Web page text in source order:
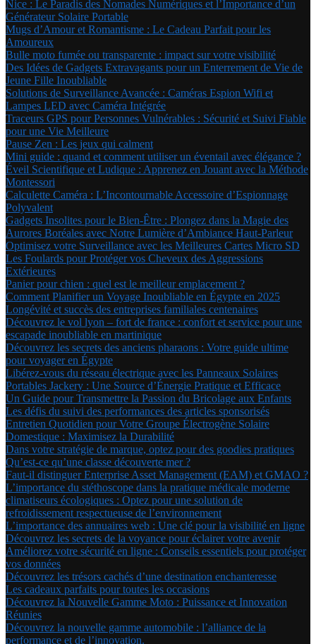
Nice : Le Paradis des Nomades Numériques et l’Importance d’un
Générateur Solaire Portable
Mugs d’Amour et Romantisme : Le Cadeau Parfait pour les
Amoureux
Bulle moto fumée ou transparente : impact sur votre visibilité
Des Idées de Gadgets Extravagants pour un Enterrement de Vie de
Jeune Fille Inoubliable
Solutions de Surveillance Avancée : Caméras Espion Wifi et
Lampes LED avec Caméra Intégrée
Traceurs GPS pour Personnes Vulnérables : Sécurité et Suivi Fiable
pour une Vie Meilleure
Pause Zen : Les jeux qui calment
Mini guide : quand et comment utiliser un éventail avec élégance ?
Éveil Scientifique et Ludique : Apprenez en Jouant avec la Méthode
Montessori
Calculette Caméra : L’Incontournable Accessoire d’Espionnage
Polyvalent
Gadgets Insolites pour le Bien-Être : Plongez dans la Magie des
Aurores Boréales avec Notre Lumière d’Ambiance Haut-Parleur
Optimisez votre Surveillance avec les Meilleures Cartes Micro SD
Les Foulards pour Protéger vos Cheveux des Aggressions
Extérieures
Panier pour chien : quel est le meilleur emplacement ?
Comment Planifier un Voyage Inoubliable en Égypte en 2025
Longévité et succès des entreprises familiales centenaires
Découvrez le vol lyon – fort de france : confort et service pour une
escapade inoubliable en martinique
Découvrez les secrets des anciens pharaons : Votre guide ultime
pour voyager en Égypte
Libérez-vous du réseau électrique avec les Panneaux Solaires
Portables Jackery : Une Source d’Énergie Pratique et Efficace
Un Guide pour Transmettre la Passion du Bricolage aux Enfants
Les défis du suivi des performances des articles sponsorisés
Entretien Quotidien pour Votre Groupe Électrogène Solaire
Domestique : Maximisez la Durabilité
Dans votre stratégie de marque, optez pour des goodies pratiques
Qu’est-ce qu’une classe découverte mer ?
Faut-il distinguer Enterprise Asset Management (EAM) et GMAO ?
L’importance du stéthoscope dans la pratique médicale moderne
climatiseurs écologiques : Optez pour une solution de
refroidissement respectueuse de l’environnement
L’importance des annuaires web : Une clé pour la visibilité en ligne
Découvrez les secrets de la voyance pour éclairer votre avenir
Améliorez votre sécurité en ligne : Conseils essentiels pour protéger
vos données
Découvrez les trésors cachés d’une destination enchanteresse
Les cadeaux parfaits pour toutes les occasions
Découvrez la Nouvelle Gamme Moto : Puissance et Innovation
Réunies
Découvrez la nouvelle gamme automobile : l’alliance de la
performance et de l’innovation.